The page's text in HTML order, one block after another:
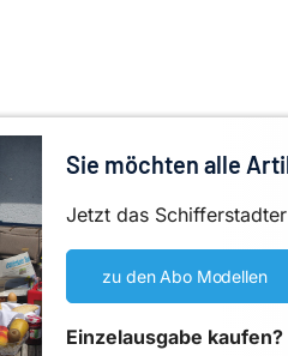
Sie möchten alle
Jetzt das
zu den Abo Modellen
Einzelausgabe kaufen?